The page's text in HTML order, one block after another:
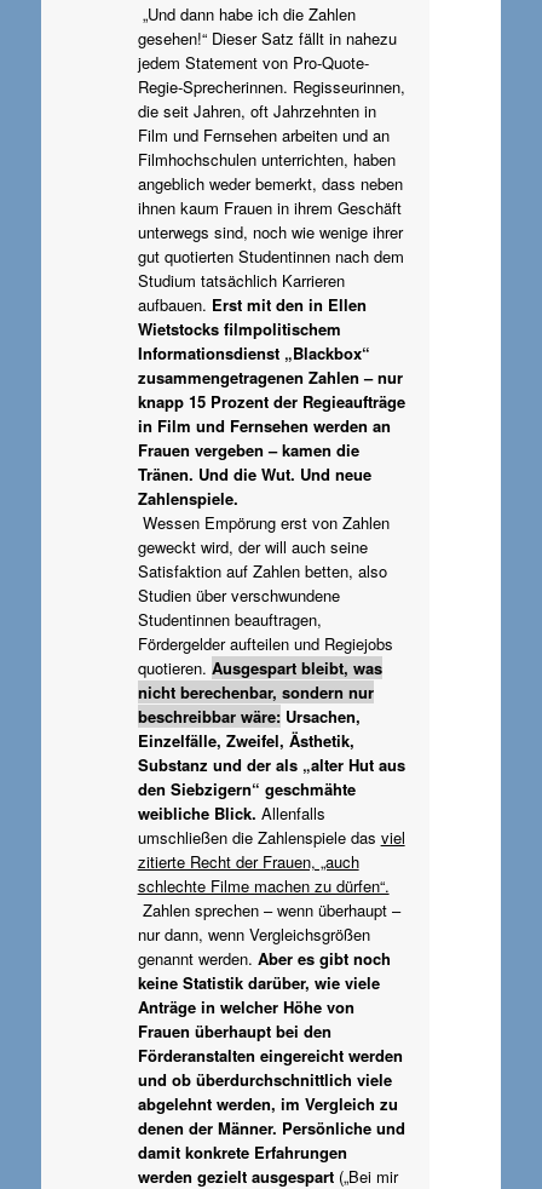
„Und dann habe ich die Zahlen
gesehen!“ Dieser Satz fällt in nahezu
jedem Statement von Pro-Quote-
Regie-Sprecherinnen. Regisseurinnen,
die seit Jahren, oft Jahrzehnten in
Film und Fernsehen arbeiten und an
Filmhochschulen unterrichten, haben
angeblich weder bemerkt, dass neben
ihnen kaum Frauen in ihrem Geschäft
unterwegs sind, noch wie wenige ihrer
gut quotierten Studentinnen nach dem
Studium tatsächlich Karrieren
aufbauen. Erst mit den in Ellen
Wietstocks filmpolitischem
Informationsdienst „Blackbox“
zusammengetragenen Zahlen – nur
knapp 15 Prozent der Regieaufträge
in Film und Fernsehen werden an
Frauen vergeben – kamen die
Tränen. Und die Wut. Und neue
Zahlenspiele.
Wessen Empörung erst von Zahlen
geweckt wird, der will auch seine
Satisfaktion auf Zahlen betten, also
Studien über verschwundene
Studentinnen beauftragen,
Fördergelder aufteilen und Regiejobs
quotieren. Ausgespart bleibt, was
nicht berechenbar, sondern nur
beschreibbar wäre:Ursachen,
Einzelfälle, Zweifel, Ästhetik,
Substanz und der als „alter Hut aus
den Siebzigern“ geschmähte
weibliche Blick. Allenfalls
umschließen die Zahlenspiele das viel
zitierte Recht der Frauen, „auch
schlechte Filme machen zu dürfen“.
Zahlen sprechen – wenn überhaupt –
nur dann, wenn Vergleichsgrößen
genannt werden. Aber es gibt noch
keine Statistik darüber, wie viele
Anträge in welcher Höhe von
Frauen überhaupt bei den
Förderanstalten eingereicht werden
und ob überdurchschnittlich viele
abgelehnt werden, im Vergleich zu
denen der Männer. Persönliche und
damit konkrete Erfahrungen
werden gezielt ausgespart(„Bei mir